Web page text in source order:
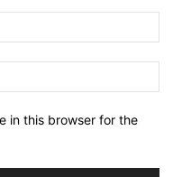
in this browser for the